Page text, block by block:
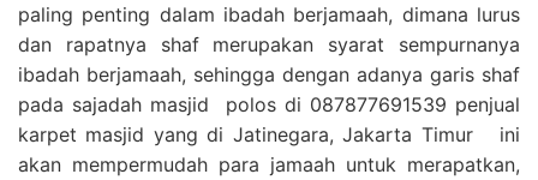
paling penting dalam ibadah berjamaah, dimana lurus
dan rapatnya shaf merupakan syarat sempurnanya
ibadah berjamaah, sehingga dengan adanya garis shaf
pada sajadah masjid polos di 087877691539 penjual
karpet masjid yang di Jatinegara, Jakarta Timur ini
akan mempermudah para jamaah untuk merapatkan,